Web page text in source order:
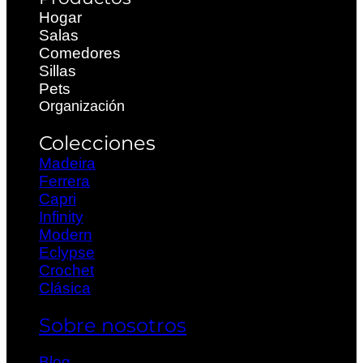
Hogar
Salas
Comedores
Sillas
Pets
Organización
Colecciones
Madeira
Ferrera
Capri
Infinity
Modern
Eclypse
Crochet
Clásica
Sobre nosotros